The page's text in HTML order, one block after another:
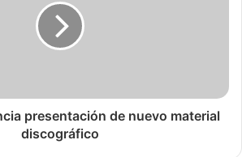
presentación de nuevo material
discográfico